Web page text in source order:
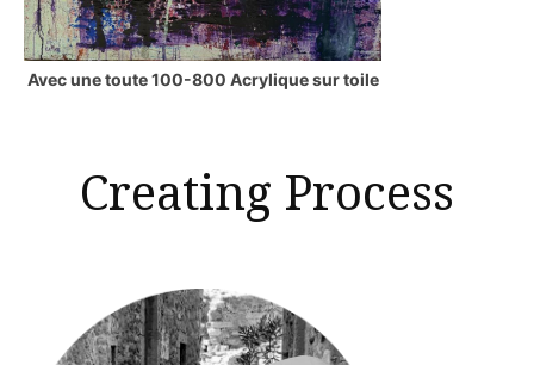
Avec une toute 100-800 Acrylique sur toile
Creating Process